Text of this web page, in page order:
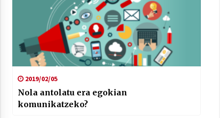
2019/02/05
Nola antolatu era egokian
komunikatzeko?